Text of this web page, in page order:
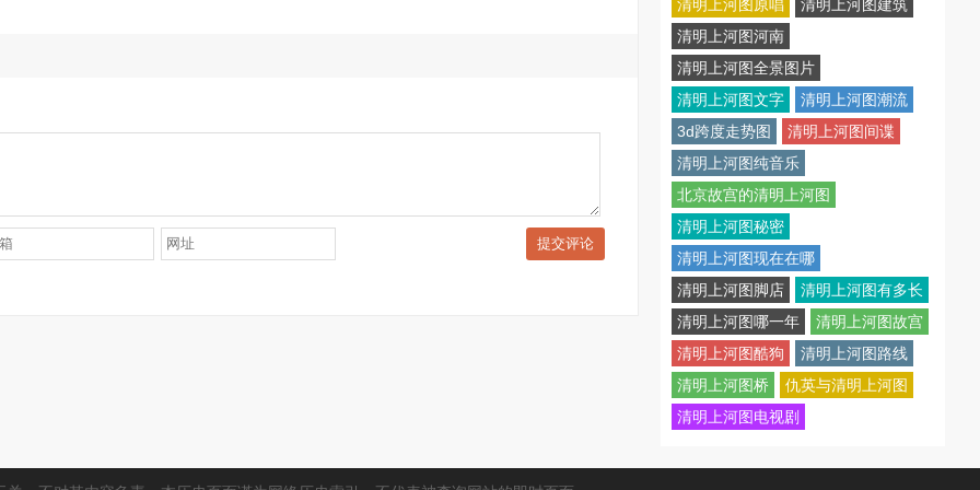
提交评论
清明上河图原唱
清明上河图建筑
清明上河图河南
清明上河图全景图片
清明上河图文字
清明上河图潮流
3d跨度走势图
清明上河图间谍
清明上河图纯音乐
北京故宫的清明上河图
清明上河图秘密
清明上河图现在在哪
清明上河图脚店
清明上河图有多长
清明上河图哪一年
清明上河图故宫
清明上河图酷狗
清明上河图路线
清明上河图桥
仇英与清明上河图
清明上河图电视剧